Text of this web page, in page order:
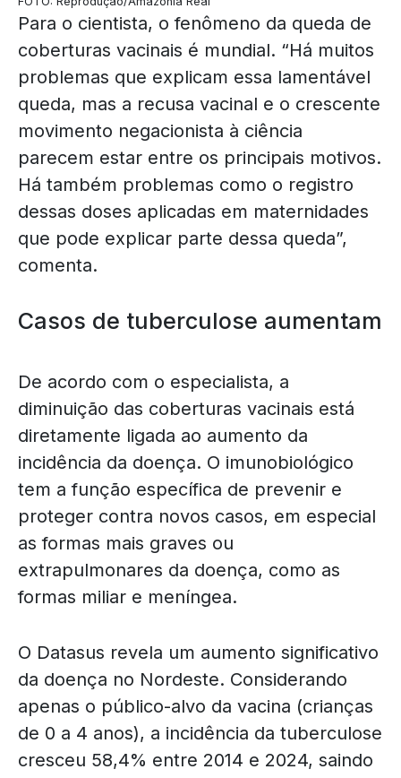
Para o cientista, o fenômeno da queda de
coberturas vacinais é mundial. “Há muitos
problemas que explicam essa lamentável
queda, mas a recusa vacinal e o crescente
movimento negacionista à ciência
parecem estar entre os principais motivos.
Há também problemas como o registro
dessas doses aplicadas em maternidades
que pode explicar parte dessa queda”,
comenta.
Casos de tuberculose aumentam
De acordo com o especialista, a
diminuição das coberturas vacinais está
diretamente ligada ao aumento da
incidência da doença. O imunobiológico
tem a função específica de prevenir e
proteger contra novos casos, em especial
as formas mais graves ou
extrapulmonares da doença, como as
formas miliar e meníngea.
O Datasus revela um aumento significativo
da doença no Nordeste. Considerando
apenas o público-alvo da vacina (crianças
de 0 a 4 anos), a incidência da tuberculose
cresceu 58,4% entre 2014 e 2024, saindo